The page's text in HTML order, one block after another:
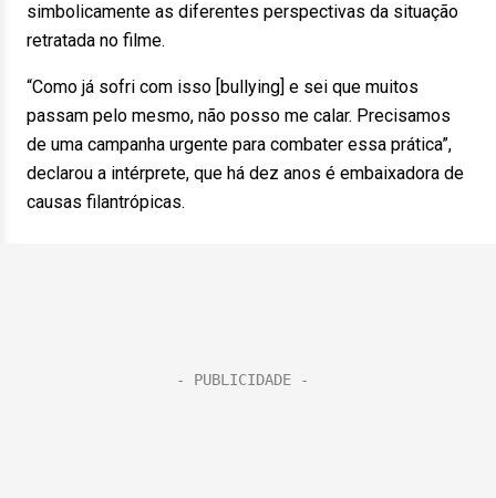
simbolicamente as diferentes perspectivas da situação
retratada no filme.
“Como já sofri com isso [bullying] e sei que muitos
passam pelo mesmo, não posso me calar. Precisamos
de uma campanha urgente para combater essa prática”,
declarou a intérprete, que há dez anos é embaixadora de
causas filantrópicas.